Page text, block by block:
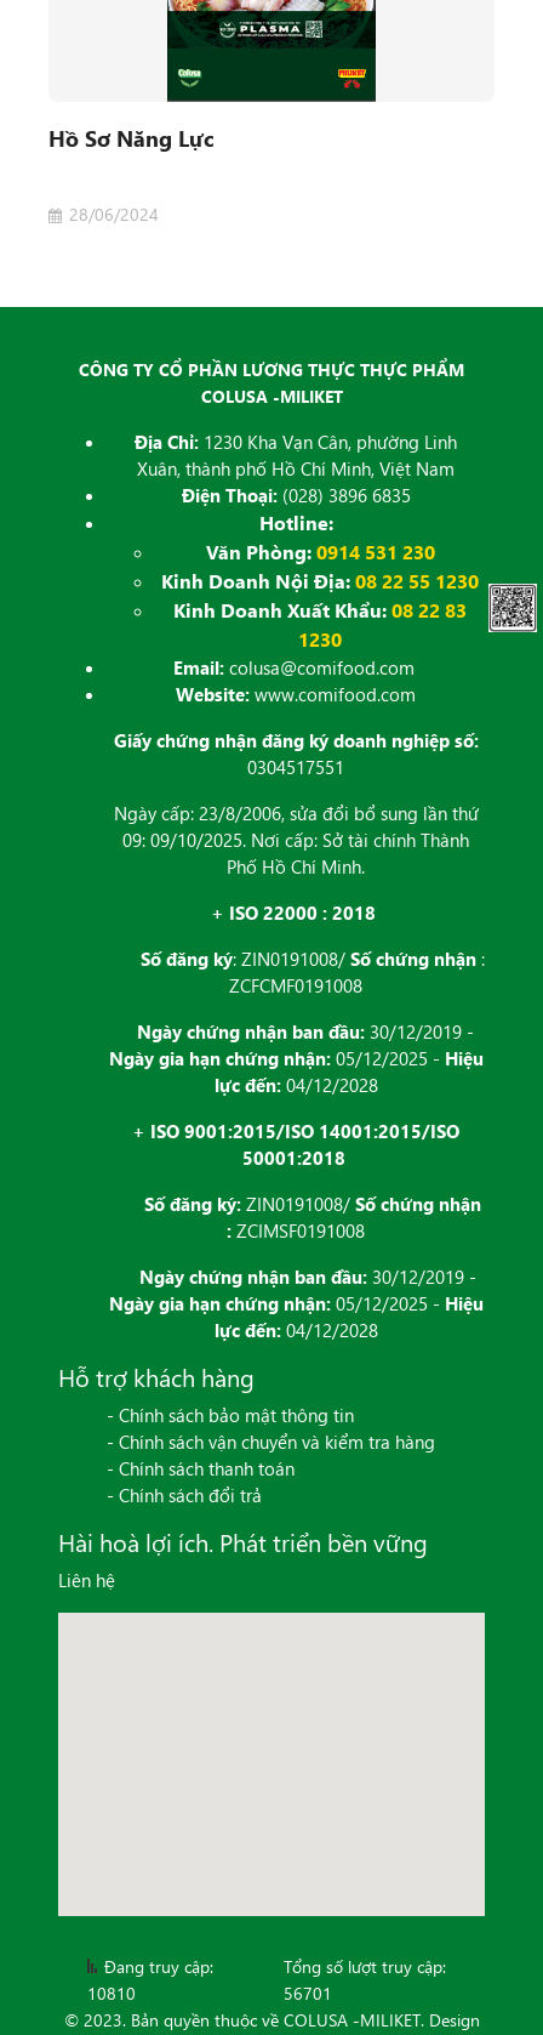
Hồ Sơ Năng Lực
28/06/2024
CÔNG TY CỔ PHẦN LƯƠNG THỰC THỰC PHẨM
COLUSA -MILIKET
Địa Chỉ: 1230 Kha Vạn Cân, phường Linh
Xuân, thành phố Hồ Chí Minh, Việt Nam
Điện Thoại:(028) 3896 6835
Hotline:
Văn Phòng: 0914 531 230
Kinh Doanh Nội Địa:08 22 55 1230
Kinh Doanh Xuất Khẩu:08 22 83
1230
Email:colusa@comifood.com
Website: www.comifood.com
Giấy chứng nhận đăng ký doanh nghiệp số:
0304517551
Ngày cấp: 23/8/2006, sửa đổi bổ sung lần thứ
09: 09/10/2025. Nơi cấp: Sở tài chính Thành
Phố Hồ Chí Minh.
+ ISO 22000 : 2018
Số đăng ký: ZIN0191008/ Số chứng nhận :
ZCFCMF0191008
Ngày chứng nhận ban đầu: 30/12/2019 -
Ngày gia hạn chứng nhận:05/12/2025 - Hiệu
lực đến:04/12/2028
+ ISO 9001:2015/ISO 14001:2015/ISO
50001:2018
Số đăng ký: ZIN0191008/ Số chứng nhận
: ZCIMSF0191008
Ngày chứng nhận ban đầu: 30/12/2019 -
Ngày gia hạn chứng nhận:05/12/2025 - Hiệu
lực đến:04/12/2028
Hỗ trợ khách hàng
- Chính sách bảo mật thông tin
- Chính sách vận chuyển và kiểm tra hàng
- Chính sách thanh toán
- Chính sách đổi trả
Hài hoà lợi ích. Phát triển bền vững
Liên hệ
© 2023. Bản quyền thuộc về COLUSA -MILIKET. Design
Đang truy cập:
10810
Tổng số lượt truy cập:
56701